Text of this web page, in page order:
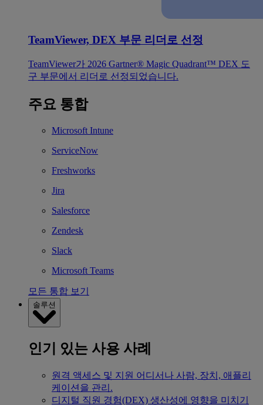
TeamViewer, DEX 부문 리더로 선정
TeamViewer가 2026 Gartner® Magic Quadrant™ DEX 도
구 부문에서 리더로 선정되었습니다.
주요 통합
Microsoft Intune
ServiceNow
Freshworks
Jira
Salesforce
Zendesk
Slack
Microsoft Teams
모든 통합 보기
솔루션
인기 있는 사용 사례
원격 액세스 및 지원 어디서나 사람, 장치, 애플리
케이션을 관리.
디지털 직원 경험(DEX) 생산성에 영향을 미치기